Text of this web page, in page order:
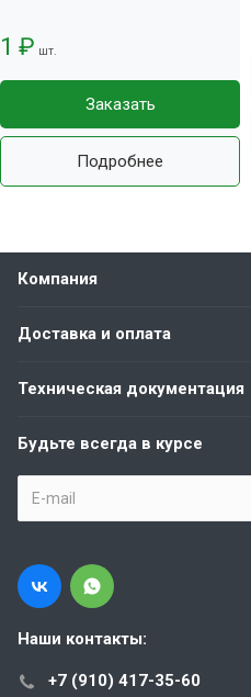
1 ₽ шт.
Заказать
Подробнее
Компания
Доставка и оплата
Техническая документация
Будьте всегда в курсе
Наши контакты:
+7 (910) 417-35-60